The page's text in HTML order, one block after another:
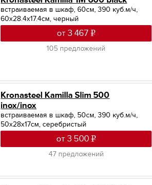
встраиваемая в шкаф, 60см, 390 куб.м/ч,
60x28.4x17.4см, черный
от 3 467
105 предложений
Kronasteel Kamilla Slim 500
inox/inox
встраиваемая в шкаф, 50см, 390 куб.м/ч,
50x28x17см, серебристый
от 3 500
47 предложений